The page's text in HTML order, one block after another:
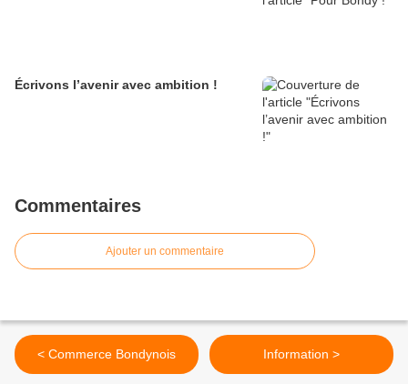
Écrivons l’avenir avec ambition !
Commentaires
Ajouter un commentaire
< Commerce Bondynois Information >